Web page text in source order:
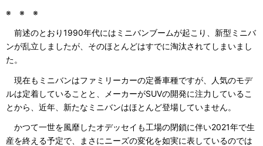
※ ※ ※
前述のとおり1990年代にはミニバンブームが起こり、新型ミニバ
ンが乱立しましたが、そのほとんどはすでに淘汰されてしまいまし
た。
現在もミニバンはファミリーカーの定番車種ですが、人気のモデ
ルは定着していることと、メーカーがSUVの開発に注力しているこ
とから、近年、新たなミニバンはほとんど登場していません。
かつて一世を風靡したオデッセイも工場の閉鎖に伴い2021年で生
産を終える予定で、まさにニーズの変化を如実に表しているのでは